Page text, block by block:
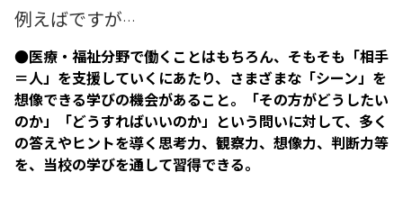
例えばですが…
●医療・福祉分野で働くことはもちろん、そもそも「相手
＝人」を支援していくにあたり、さまざまな「シーン」を
想像できる学びの機会があること。「その方がどうしたい
のか」「どうすればいいのか」という問いに対して、多く
の答えやヒントを導く思考力、観察力、想像力、判断力等
を、当校の学びを通して習得できる。